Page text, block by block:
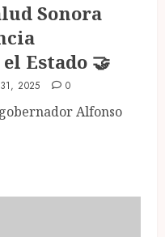
Sonora
Estado 🤝
2025 0
Alfonso